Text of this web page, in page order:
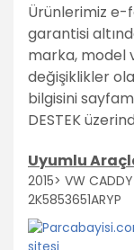
Ürünlerimiz e-
garantisi
marka, model
değişiklikler
bilgisini
DESTEK
Uyumlu
2015> VW
2K5853651ARYP